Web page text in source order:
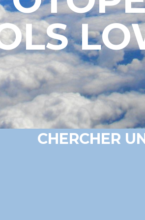
CHERCHER